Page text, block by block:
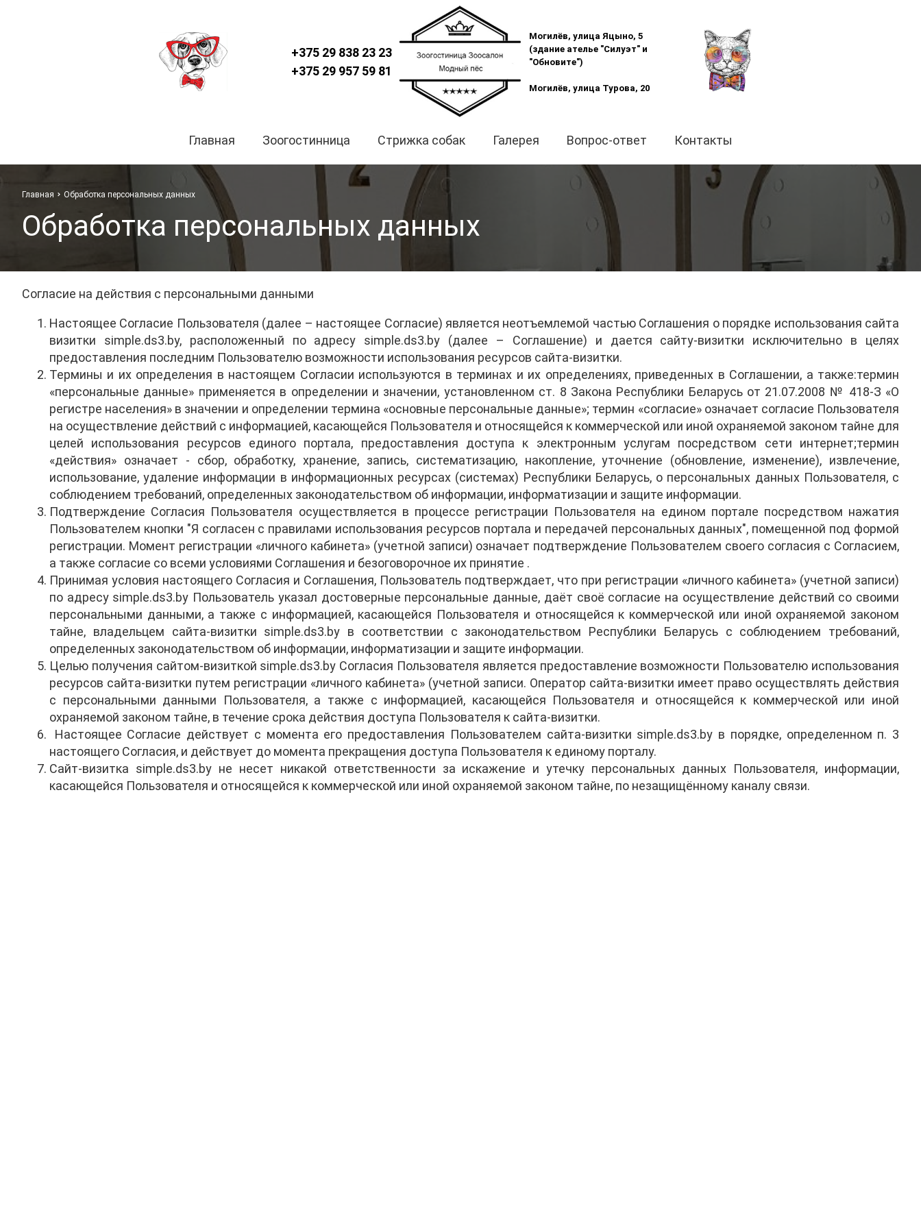
+375 29 838 23 23
+375 29 957 59 81
Могилёв, улица Яцыно, 5
(здание ателье "Силуэт" и
"Обновите")
Могилёв, улица Турова, 20
Главная Зоогостинница Стрижка собак Галерея Вопрос-ответ Контакты
Главная Обработка персональных данных
Обработка персональных данных
Согласие на действия с персональными данными
Настоящее Согласие Пользователя (далее – настоящее Согласие) является неотъемлемой частью Соглашения о порядке использования сайта
визитки simple.ds3.by, расположенный по адресу simple.ds3.by (далее – Соглашение) и дается сайту-визитки исключительно в целях
предоставления последним Пользователю возможности использования ресурсов сайта-визитки.
Термины и их определения в настоящем Согласии используются в терминах и их определениях, приведенных в Соглашении, а также:термин
«персональные данные» применяется в определении и значении, установленном ст. 8 Закона Республики Беларусь от 21.07.2008 № 418-З «О
регистре населения» в значении и определении термина «основные персональные данные»; термин «согласие» означает согласие Пользователя
на осуществление действий с информацией, касающейся Пользователя и относящейся к коммерческой или иной охраняемой законом тайне для
целей использования ресурсов единого портала, предоставления доступа к электронным услугам посредством сети интернет;термин
«действия» означает - сбор, обработку, хранение, запись, систематизацию, накопление, уточнение (обновление, изменение), извлечение,
использование, удаление информации в информационных ресурсах (системах) Республики Беларусь, о персональных данных Пользователя, с
соблюдением требований, определенных законодательством об информации, информатизации и защите информации.
Подтверждение Согласия Пользователя осуществляется в процессе регистрации Пользователя на едином портале посредством нажатия
Пользователем кнопки "Я согласен с правилами использования ресурсов портала и передачей персональных данных", помещенной под формой
регистрации. Момент регистрации «личного кабинета» (учетной записи) означает подтверждение Пользователем своего согласия с Согласием,
а также согласие со всеми условиями Соглашения и безоговорочное их принятие .
Принимая условия настоящего Согласия и Соглашения, Пользователь подтверждает, что при регистрации «личного кабинета» (учетной записи)
по адресу simple.ds3.by Пользователь указал достоверные персональные данные, даёт своё согласие на осуществление действий со своими
персональными данными, а также с информацией, касающейся Пользователя и относящейся к коммерческой или иной охраняемой законом
тайне, владельцем сайта-визитки simple.ds3.by в соответствии с законодательством Республики Беларусь с соблюдением требований,
определенных законодательством об информации, информатизации и защите информации.
Целью получения сайтом-визиткой simple.ds3.by Согласия Пользователя является предоставление возможности Пользователю использования
ресурсов сайта-визитки путем регистрации «личного кабинета» (учетной записи. Оператор сайта-визитки имеет право осуществлять действия
с персональными данными Пользователя, а также с информацией, касающейся Пользователя и относящейся к коммерческой или иной
охраняемой законом тайне, в течение срока действия доступа Пользователя к сайта-визитки.
Настоящее Согласие действует с момента его предоставления Пользователем сайта-визитки simple.ds3.by в порядке, определенном п. 3
настоящего Согласия, и действует до момента прекращения доступа Пользователя к единому порталу.
Сайт-визитка simple.ds3.by не несет никакой ответственности за искажение и утечку персональных данных Пользователя, информации,
касающейся Пользователя и относящейся к коммерческой или иной охраняемой законом тайне, по незащищённому каналу связи.